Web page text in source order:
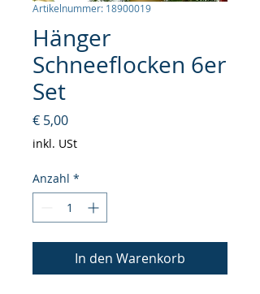
Artikelnummer: 18900019
Hänger
Schneeflocken 6er
Set
€ 5,00Preis
inkl. USt
Anzahl *
In den Warenkorb